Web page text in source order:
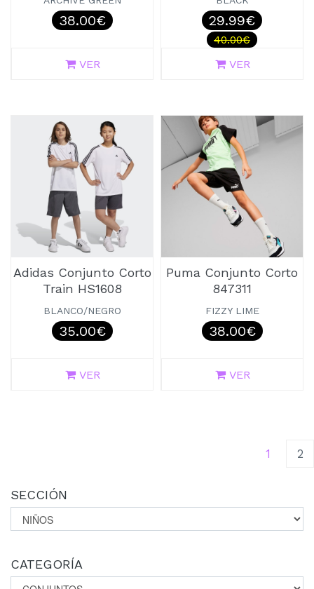
38.00€
VER
29.99€
40.00€
VER
Adidas Conjunto Corto
Train HS1608
BLANCO/NEGRO
35.00€
VER
Puma Conjunto Corto
847311
FIZZY LIME
38.00€
VER
1 2
SECCIÓN
CATEGORÍA